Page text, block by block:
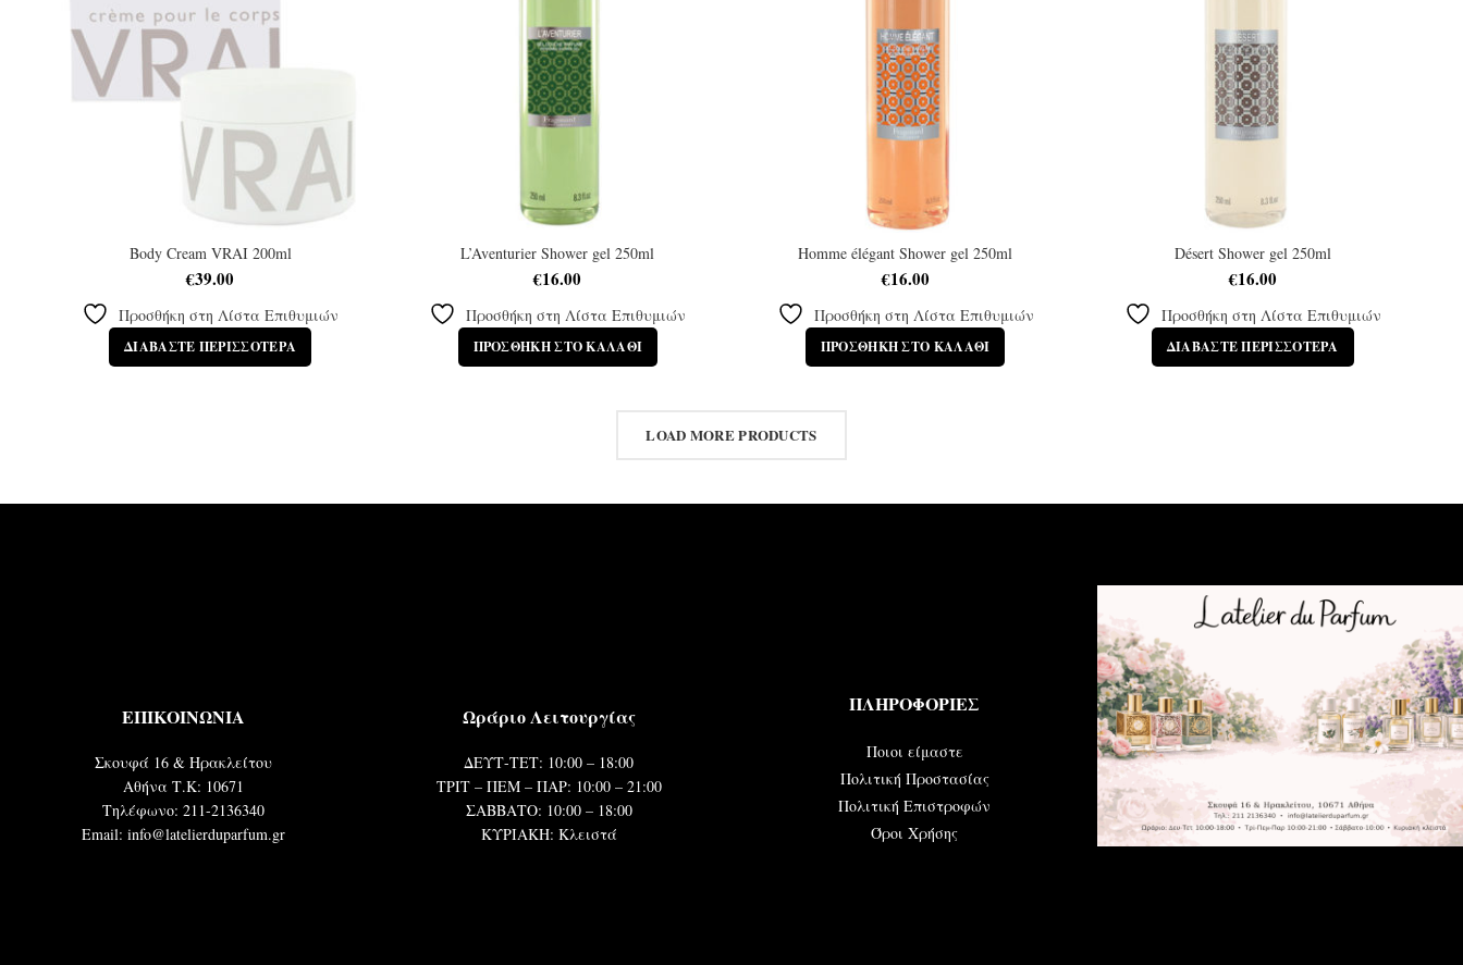
Body Cream VRAI 200ml
€39.00
Προσθήκη στη Λίστα Επιθυμιών
ΔΙΑΒΆΣΤΕ ΠΕΡΙΣΣΌΤΕΡΑ
L’Aventurier Shower gel 250ml
€16.00
Προσθήκη στη Λίστα Επιθυμιών
ΠΡΟΣΘΉΚΗ ΣΤΟ ΚΑΛΆΘΙ
Homme élégant Shower gel 250ml
€16.00
Προσθήκη στη Λίστα Επιθυμιών
ΠΡΟΣΘΉΚΗ ΣΤΟ ΚΑΛΆΘΙ
Désert Shower gel 250ml
€16.00
Προσθήκη στη Λίστα Επιθυμιών
ΔΙΑΒΆΣΤΕ ΠΕΡΙΣΣΌΤΕΡΑ
LOAD MORE PRODUCTS
ΕΠΙΚΟΙΝΩΝΙΑ
Σκουφά 16 & Ηρακλείτου
Αθήνα Τ.Κ: 10671
Τηλέφωνο: 211-2136340
Email: info@latelierduparfum.gr
Ωράριο Λειτουργίας
ΔΕΥΤ-ΤΕΤ: 10:00 – 18:00
ΤΡΙΤ – ΠΕΜ – ΠΑΡ: 10:00 – 21:00
ΣΑΒΒΑΤΟ: 10:00 – 18:00
ΚΥΡΙΑΚΗ: Κλειστά
ΠΛΗΡΟΦΟΡΙΕΣ
Ποιοι είμαστε
Πολιτική Προστασίας
Πολιτική Επιστροφών
Όροι Χρήσης